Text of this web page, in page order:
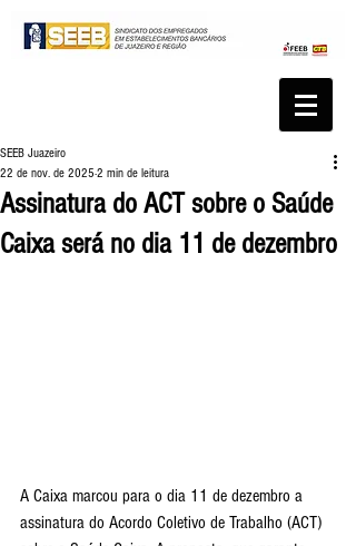
Assinatura do ACT sobre o Saúde
Caixa será no dia 11 de dezembro
SEEB Juazeiro
22 de nov. de 2025 2 min de leitura
A Caixa marcou para o dia 11 de dezembro a
assinatura do Acordo Coletivo de Trabalho (ACT)